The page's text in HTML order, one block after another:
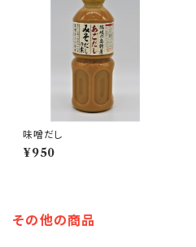
味噌だし
¥950
その他の商品